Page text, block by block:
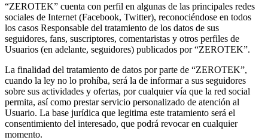
“ZEROTEK” cuenta con perfil en algunas de las principales redes
sociales de Internet (Facebook, Twitter), reconociéndose en todos
los casos Responsable del tratamiento de los datos de sus
seguidores, fans, suscriptores, comentaristas y otros perfiles de
Usuarios (en adelante, seguidores) publicados por “ZEROTEK”.
La finalidad del tratamiento de datos por parte de “ZEROTEK”,
cuando la ley no lo prohíba, será la de informar a sus seguidores
sobre sus actividades y ofertas, por cualquier vía que la red social
permita, así como prestar servicio personalizado de atención al
Usuario. La base jurídica que legitima este tratamiento será el
consentimiento del interesado, que podrá revocar en cualquier
momento.